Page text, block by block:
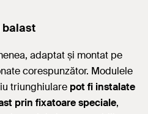
balast
adaptat și montat pe
corespunzător. Modulele
triunghiulare pot fi instalate
prin fixatoare speciale,